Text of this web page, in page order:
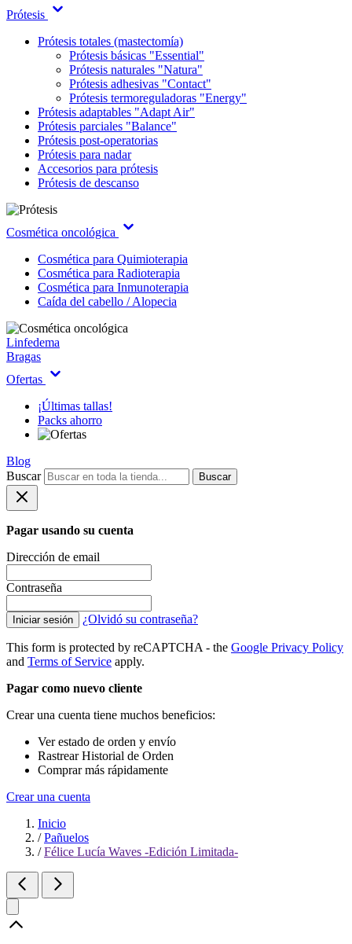
Prótesis
Prótesis totales (mastectomía)
Prótesis básicas "Essential"
Prótesis naturales "Natura"
Prótesis adhesivas "Contact"
Prótesis termoreguladoras "Energy"
Prótesis adaptables "Adapt Air"
Prótesis parciales "Balance"
Prótesis post-operatorias
Prótesis para nadar
Accesorios para prótesis
Prótesis de descanso
Cosmética oncológica
Cosmética para Quimioterapia
Cosmética para Radioterapia
Cosmética para Inmunoterapia
Caída del cabello / Alopecia
Linfedema
Bragas
Ofertas
¡Últimas tallas!
Packs ahorro
Blog
Buscar
Buscar
Pagar usando su cuenta
Dirección de email
Contraseña
Iniciar sesión ¿Olvidó su contraseña?
This form is protected by reCAPTCHA - the Google Privacy Policy
and Terms of Service apply.
Pagar como nuevo cliente
Crear una cuenta tiene muchos beneficios:
Ver estado de orden y envío
Rastrear Historial de Orden
Comprar más rápidamente
Crear una cuenta
Inicio
/ Pañuelos
/ Félice Lucía Waves -Edición Limitada-